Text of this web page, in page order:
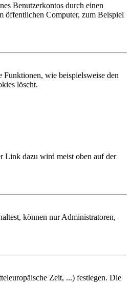
Benutzerkontos durch einen
öffentlichen Computer, zum Beispiel
wie beispielsweise den
löscht.
Link dazu wird meist oben auf der
können nur Administratoren,
Zeit, ...) festlegen. Die